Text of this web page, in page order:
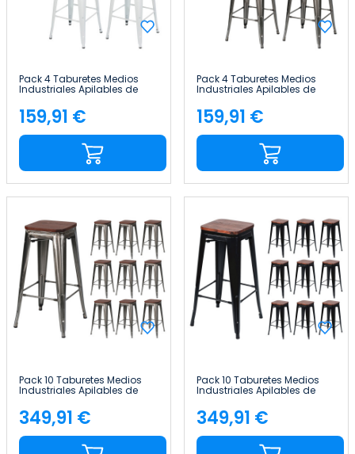
Pack 4 Taburetes Medios
Industriales Apilables de
Acero y Madera
43x43x76cm Thinia Home
Precio
159,91 €
Pack 4 Taburetes Medios
Industriales Apilables de
Acero y Madera
43x43x76cm Thinia Home
Precio
159,91 €
Pack 10 Taburetes Medios
Industriales Apilables de
Acero y Madera
43x43x76cm Thinia Home
Precio
349,91 €
Pack 10 Taburetes Medios
Industriales Apilables de
Acero y Madera
43x43x76cm Thinia Home
Precio
349,91 €